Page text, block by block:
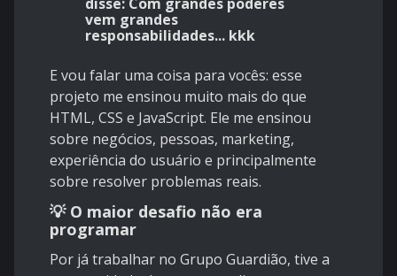
vem grandes
responsabilidades... kkk
E vou falar uma coisa para vocês: esse
projeto me ensinou muito mais do que
HTML, CSS e JavaScript. Ele me ensinou
sobre negócios, pessoas, marketing,
experiência do usuário e principalmente
sobre resolver problemas reais.
💡 O maior desafio não era
programar
Por já trabalhar no Grupo Guardião, tive a